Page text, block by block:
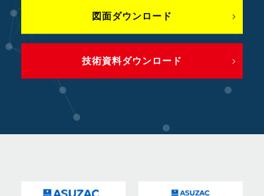
図面ダウンロード
技術資料ダウンロード